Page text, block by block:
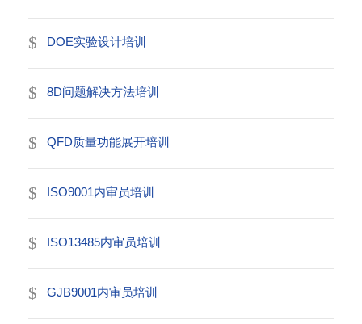
DOE实验设计培训
8D问题解决方法培训
QFD质量功能展开培训
ISO9001内审员培训
ISO13485内审员培训
GJB9001内审员培训